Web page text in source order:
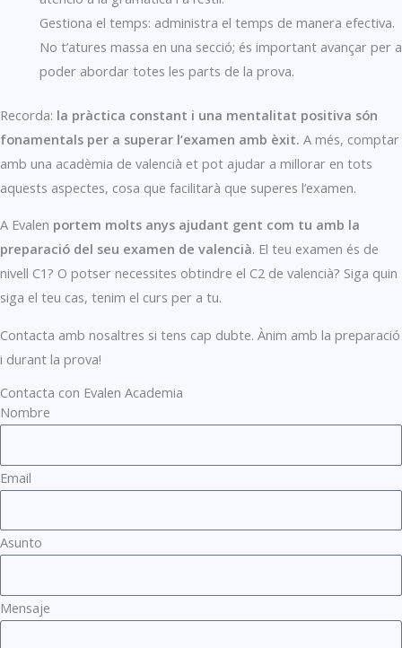
Gestiona el temps: administra el temps de manera efectiva.
No t’atures massa en una secció; és important avançar per a
poder abordar totes les parts de la prova.
Recorda: la pràctica constant i una mentalitat positiva són
fonamentals per a superar l’examen amb èxit. A més, comptar
amb una acadèmia de valencià et pot ajudar a millorar en tots
aquests aspectes, cosa que facilitarà que superes l’examen.
A Evalen portem molts anys ajudant gent com tu amb la
preparació del seu examen de valencià. El teu examen és de
nivell C1? O potser necessites obtindre el C2 de valencià? Siga quin
siga el teu cas, tenim el curs per a tu.
Contacta amb nosaltres si tens cap dubte. Ànim amb la preparació
i durant la prova!
Contacta con Evalen Academia
Nombre
Email
Asunto
Mensaje